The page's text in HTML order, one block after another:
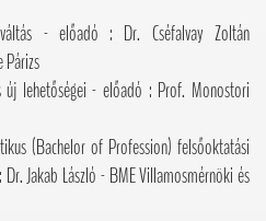
- előadó : Dr. Cséfalvay Zoltán
Párizs
lehetőségei - előadó : Prof. Monostori
(Bachelor of Profession) felsőoktatási
Jakab László - BME Villamosmérnöki és